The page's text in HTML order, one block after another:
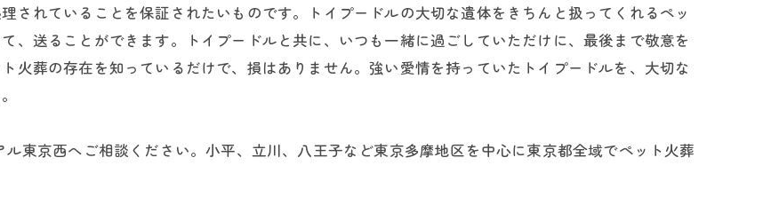
されていることを保証されたいものです。トイプードルの大切な遺体をきちんと扱ってくれるペッ
、送ることができます。トイプードルと共に、いつも一緒に過ごしていただけに、最後まで敬意を
火葬の存在を知っているだけで、損はありません。強い愛情を持っていたトイプードルを、大切な
東京西へご相談ください。小平、立川、八王子など東京多摩地区を中心に東京都全域でペット火葬